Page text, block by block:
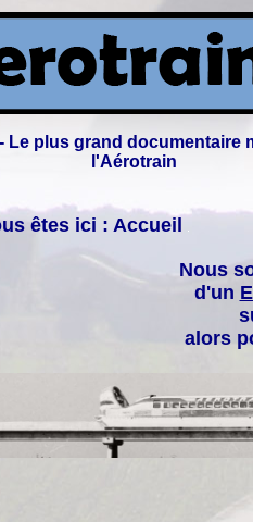
Le plus grand documentaire
l'Aérotrain
êtes ici : Accueil
Nous
d'un
alors